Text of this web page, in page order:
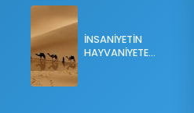
İNSANİYETİN
HAYVANİYETE